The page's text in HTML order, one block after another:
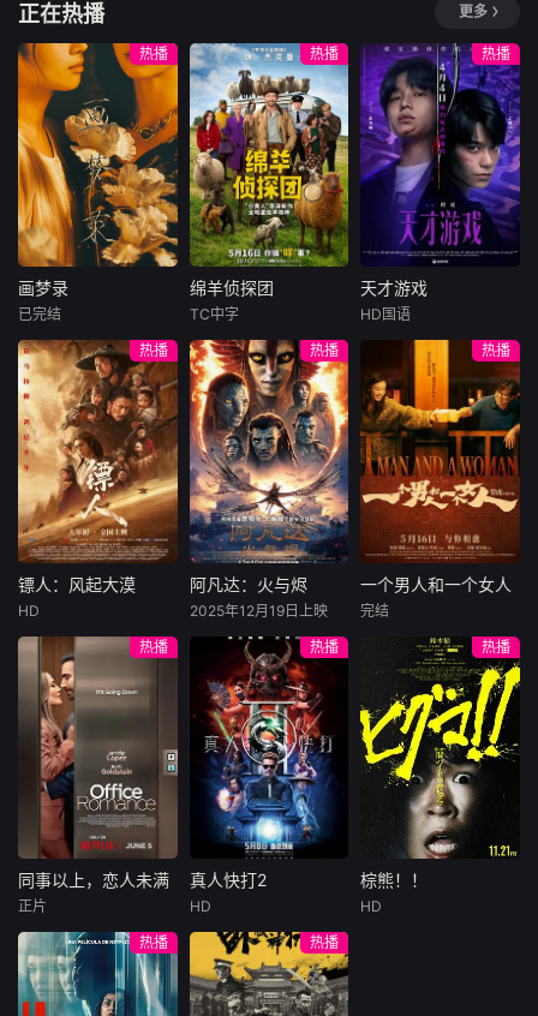
新颖模式，让中餐
与世界、厨师与食
客、文化与生活之
间实现真正的彼此
走进。
有专属机制，玩家
既需要协作破局，
亦要博弈较量，最
终谁能成功逃离？
无限流世界的真相
又将如何揭晓？这
场充满未知的逃生
之旅，将彻底颠覆
你的想象······
节目升级“时空
竞速”模式，每位成
员携带有限生存能
量，时间分秒流
逝，能量持续告
急。他们需要突破
自身极限，扭转命
运，赢得这场关乎
智慧与勇气的终极
考验2025年10月2
8日，第八季入选
“2025芒果秋季
目，汇聚最完整精
彩的舞台表演，为
观众呈现独一无二
的视听盛宴。
正在热播 更多
热播
画梦录
林柏叡
民国的上海滩，身
怀绝技的孤女画师
许雁真，意外与身
陷危局的融汇银行
总账姜心羽产生交
集。姜心羽遭人陷
害，只得与许雁真
结盟，彼时银行欲
将国宝名画低价卖
给外国人，许雁真
仿造名画、偷天换
日。几经波折，两
人联手在各方势力
的夹缝间巧妙周
旋，共历险阻，破
解重重困境。
画梦录
已完结
热播
绵羊侦探团
尼可拉斯·博朗
尼古拉斯·加利齐纳
牧羊人乔治
（休·杰克曼饰）最
爱给羊群读侦探小
说，没想到自己有
一天会离奇死亡。
他留下的3000万
巨额遗产，让每个
人貌似都有犯罪动
机。警察毫无头绪
“不务正业”迈出牧
场，追查牧羊人“躺
平
绵羊侦探团
TC中字
热播
天才游戏
李蔓瑄
穷途末路的天才少
年刘全龙（彭昱畅
饰），被偏执富家
公子陈伦（丁禹兮
饰）选中，被迫踏
入一场为他量身打
造的“换命游戏”。
豪华别墅、名车名
表、神秘女友全部
备齐，在陈伦的精
瞬间拥有顶配人
生。
天才游戏
HD国语
热播
镖人：风起大漠
于适
大漠之上，镖人、
官府、西域五大家
族等多方势力盘根
错节、暗潮涌动。
“天字第二号逃犯”
刀马接下特殊押镖
任务，和同伴一起
从西域护镖远赴长
安。不料，他们的
护送对象竟是“天字
郎……天下熙熙皆
为利来，各方势力
闻风入局，抢镖厮
镖人：风起大漠
HD
热播
阿凡达：火与烬
佐伊·索尔达娜
西格妮·韦弗
影片聚焦杰克·萨利
与奈蒂莉一家的命
运起伏，在前作的
情感余波之上，深
刻描绘一个家族在
战火中如何成长、
并共同守护血脉相
连的情感纽带的历
程，从而将故事推
维度。此外，潘多
拉的全新领域也即
将揭晓
阿凡达：火与烬
2025年12月19日上映
热播
一个男人和一个女人
周汉宁
男人（黄渤
饰）和女人（倪妮
饰）飞机同时落
地，入住同一家酒
店，成为一墙之隔
的邻居。不够隔音
的房间暴露了男人
和女人因生活暂停
陷入的困境，健
康、家庭、婚姻、
一个男人和一个女人
完结
热播
同事以上，恋人未满
布雷特·戈德斯坦
贝蒂·吉尔平
洛佩兹饰演的航空
同事以上，恋人未满
正片
热播
真人快打2
阿德莱恩·鲁道夫
杰西卡·麦克娜美
过气好莱坞演
真人快打2
HD
热播
棕熊！！
棕熊！！
HD
热播
热播